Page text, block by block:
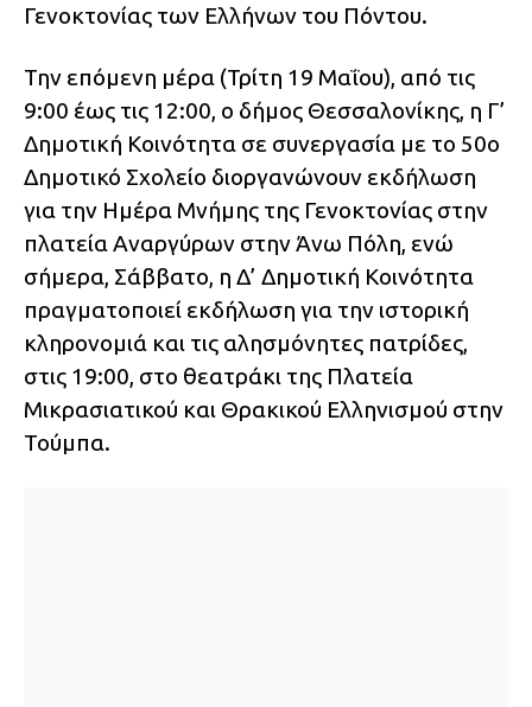
Γενοκτονίας των Ελλήνων του Πόντου.
Την επόμενη μέρα (Τρίτη 19 Μαΐου), από τις
9:00 έως τις 12:00, ο δήμος Θεσσαλονίκης, η Γ’
Δημοτική Κοινότητα σε συνεργασία με το 50ο
Δημοτικό Σχολείο διοργανώνουν εκδήλωση
για την Ημέρα Μνήμης της Γενοκτονίας στην
πλατεία Αναργύρων στην Άνω Πόλη, ενώ
σήμερα, Σάββατο, η Δ’ Δημοτική Κοινότητα
πραγματοποιεί εκδήλωση για την ιστορική
κληρονομιά και τις αλησμόνητες πατρίδες,
στις 19:00, στο θεατράκι της Πλατεία
Μικρασιατικού και Θρακικού Ελληνισμού στην
Τούμπα.